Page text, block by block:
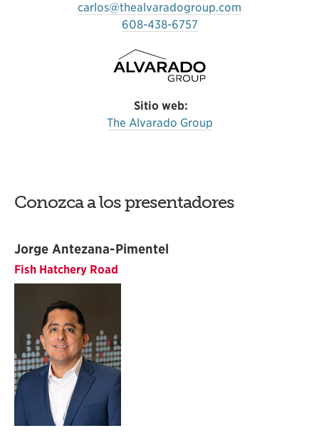
carlos@thealvaradogroup.com
608-438-6757
Sitio web:
The Alvarado Group
Conozca a los presentadores
Jorge Antezana-Pimentel
Fish Hatchery Road